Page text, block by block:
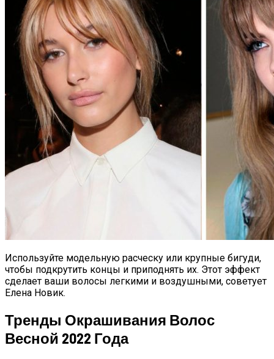
Используйте модельную расческу или крупные бигуди,
чтобы подкрутить концы и приподнять их. Этот эффект
сделает ваши волосы легкими и воздушными, советует
Елена Новик.
Тренды Окрашивания Волос
Весной 2022 Года